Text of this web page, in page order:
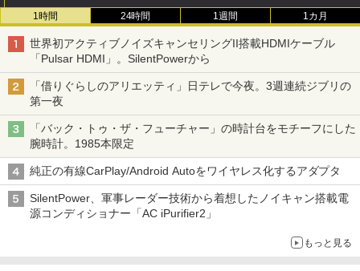
1時間 24時間 1週間 1カ月
世界初アクティブノイズキャンセリングII搭載HDMIケーブル
「Pulsar HDMI」。SilentPowerから
「借りぐらしのアリエッティ」日テレで今夜。3週連続ジブリの
第一夜
「バック・トゥ・ザ・フューチャー」の時計台をモチーフにした
腕時計。1985本限定
純正の有線CarPlay/Android Autoをワイヤレス化するアダプタ
SilentPower、軍事レーダー技術から着想したノイキャン搭載電
源コンディショナー「AC iPurifier2」
もっと見る